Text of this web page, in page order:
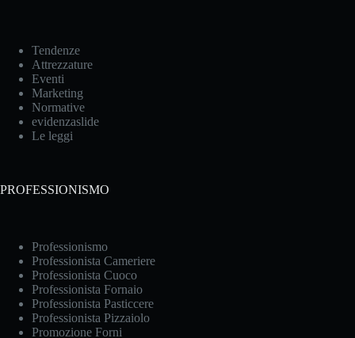
Tendenze
Attrezzature
Eventi
Marketing
Normative
evidenzaslide
Le leggi
PROFESSIONISMO
Professionismo
Professionista Cameriere
Professionista Cuoco
Professionista Fornaio
Professionista Pasticcere
Professionista Pizzaiolo
Promozione Forni